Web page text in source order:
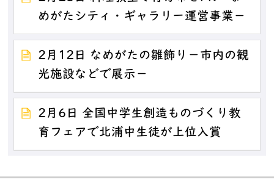
めがたシティ・ギャラリー運営事業－
2月12日 なめがたの雛飾り－市内の観
光施設などで展示－
2月6日 全国中学生創造ものづくり教
育フェアで北浦中生徒が上位入賞